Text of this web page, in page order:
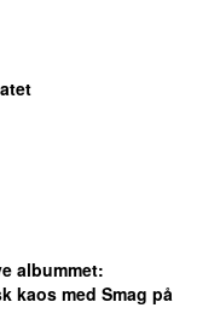
albummet:
kaos med Smag på